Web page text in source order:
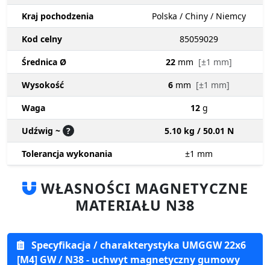
Kraj pochodzenia
Polska / Chiny / Niemcy
Kod celny
85059029
Średnica Ø
22 mm [±1 mm]
Wysokość
6 mm [±1 mm]
Waga
12 g
Udźwig ~ ?
5.10 kg / 50.01 N
Tolerancja wykonania
±1 mm
WŁASNOŚCI MAGNETYCZNE
MATERIAŁU N38
Specyfikacja / charakterystyka UMGGW 22x6
[M4] GW / N38 - uchwyt magnetyczny gumowy